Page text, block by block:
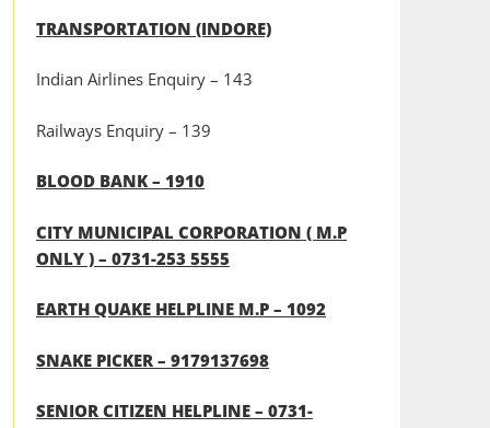
TRANSPORTATION (INDORE)
Indian Airlines Enquiry – 143
Railways Enquiry – 139
BLOOD BANK – 1910
CITY MUNICIPAL CORPORATION ( M.P
ONLY ) – 0731-253 5555
EARTH QUAKE HELPLINE M.P – 1092
SNAKE PICKER – 9179137698
SENIOR CITIZEN HELPLINE – 0731-